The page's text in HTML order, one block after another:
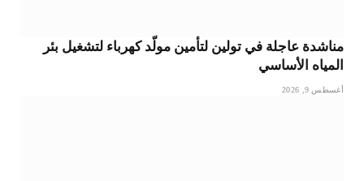
مناشدة عاجلة في تولين لتأمين مولّد كهرباء لتشغيل بئر
المياه الأساسي
أغسطس 9, 2026